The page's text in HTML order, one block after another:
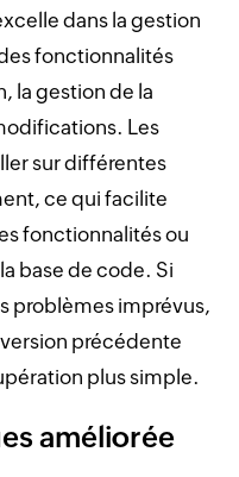
dans la gestion
fonctionnalités
la gestion de la
Les
sur différentes
ce qui facilite
fonctionnalités ou
base de code. Si
problèmes imprévus,
précédente
plus simple.
améliorée